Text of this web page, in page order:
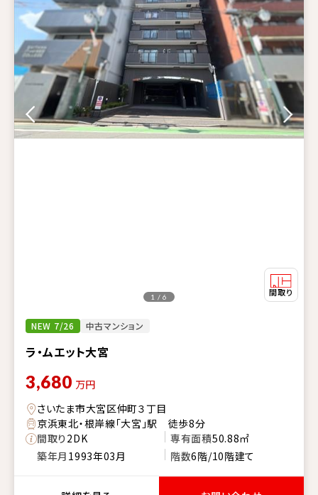
NEW 7/26 中古マンション
ラ・ムエット大宮
1 / 6
3,680 万円
さいたま市大宮区仲町３丁目
京浜東北・根岸線「大宮」駅 徒歩8分
間取り2DK 専有面積50.88㎡
築年月 1993年03月 階数6階/10階建て